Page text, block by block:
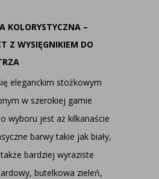
KOLORYSTYCZNA –
Z WYSIĘGNIKIEM DO
eleganckim stożkowym
w szerokiej gamie
wyboru jest aż kilkanaście
barwy takie jak biały,
bardziej wyraziste
butelkowa zieleń,